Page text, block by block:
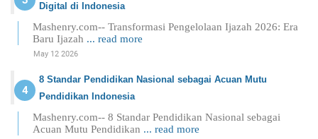
Digital di Indonesia
Mashenry.com-- Transformasi Pengelolaan Ijazah 2026: Era
Baru Ijazah ... read more
May 12 2026
8 Standar Pendidikan Nasional sebagai Acuan Mutu
Pendidikan Indonesia
Mashenry.com-- 8 Standar Pendidikan Nasional sebagai
Acuan Mutu Pendidikan ... read more